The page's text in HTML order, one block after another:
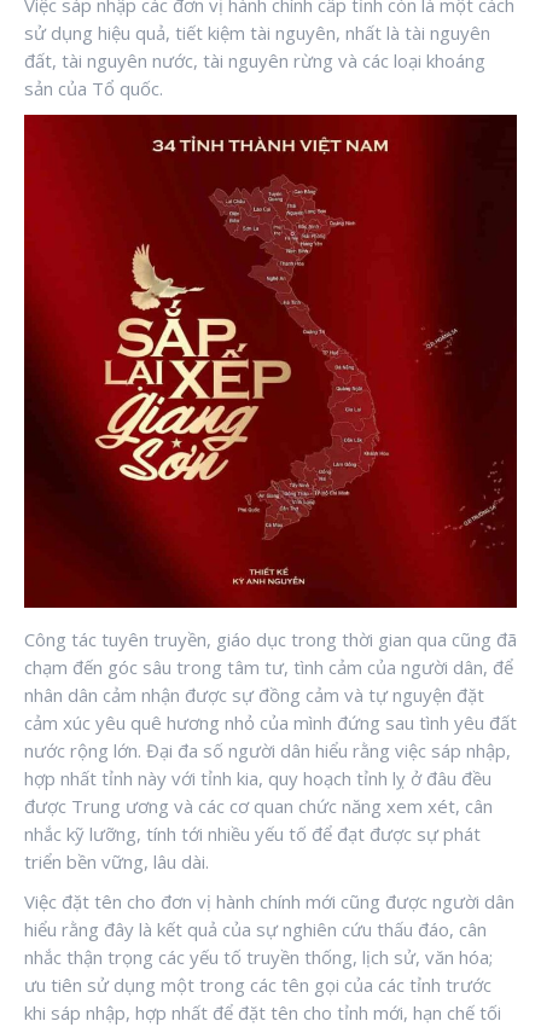
Việc sáp nhập các đơn vị hành chính cấp tỉnh còn là một cách
sử dụng hiệu quả, tiết kiệm tài nguyên, nhất là tài nguyên
đất, tài nguyên nước, tài nguyên rừng và các loại khoáng
sản của Tổ quốc.
Công tác tuyên truyền, giáo dục trong thời gian qua cũng đã
chạm đến góc sâu trong tâm tư, tình cảm của người dân, để
nhân dân cảm nhận được sự đồng cảm và tự nguyện đặt
cảm xúc yêu quê hương nhỏ của mình đứng sau tình yêu đất
nước rộng lớn. Đại đa số người dân hiểu rằng việc sáp nhập,
hợp nhất tỉnh này với tỉnh kia, quy hoạch tỉnh lỵ ở đâu đều
được Trung ương và các cơ quan chức năng xem xét, cân
nhắc kỹ lưỡng, tính tới nhiều yếu tố để đạt được sự phát
triển bền vững, lâu dài.
Việc đặt tên cho đơn vị hành chính mới cũng được người dân
hiểu rằng đây là kết quả của sự nghiên cứu thấu đáo, cân
nhắc thận trọng các yếu tố truyền thống, lịch sử, văn hóa;
ưu tiên sử dụng một trong các tên gọi của các tỉnh trước
khi sáp nhập, hợp nhất để đặt tên cho tỉnh mới, hạn chế tối